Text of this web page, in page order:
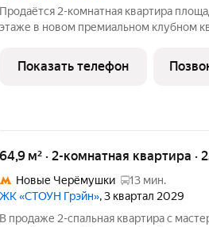
Продаётся 2-комнатная квартира
этаже в новом премиальном клубном
расположенный на Юго-Западе
Обручевском районе.
Показать телефон
64,9 м² · 2-комнатная квартира ·
Новые Черёмушки
13 мин.
ЖК «СТОУН Грэйн», 3 квартал 2029
В продаже 2-спальная квартира с